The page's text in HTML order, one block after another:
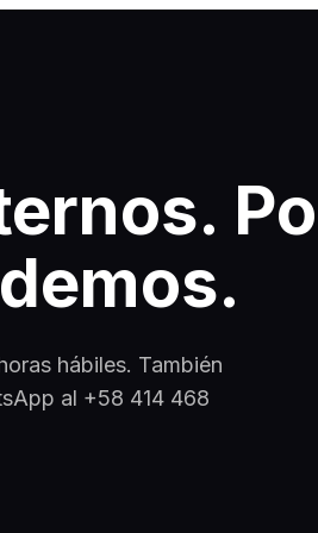
hábiles. También
al +58 414 468